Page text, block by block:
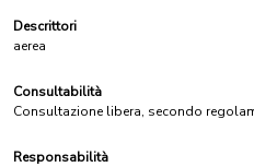
Descrittori
aerea
Consultabilità
Consultazione libera, secondo
Responsabilità